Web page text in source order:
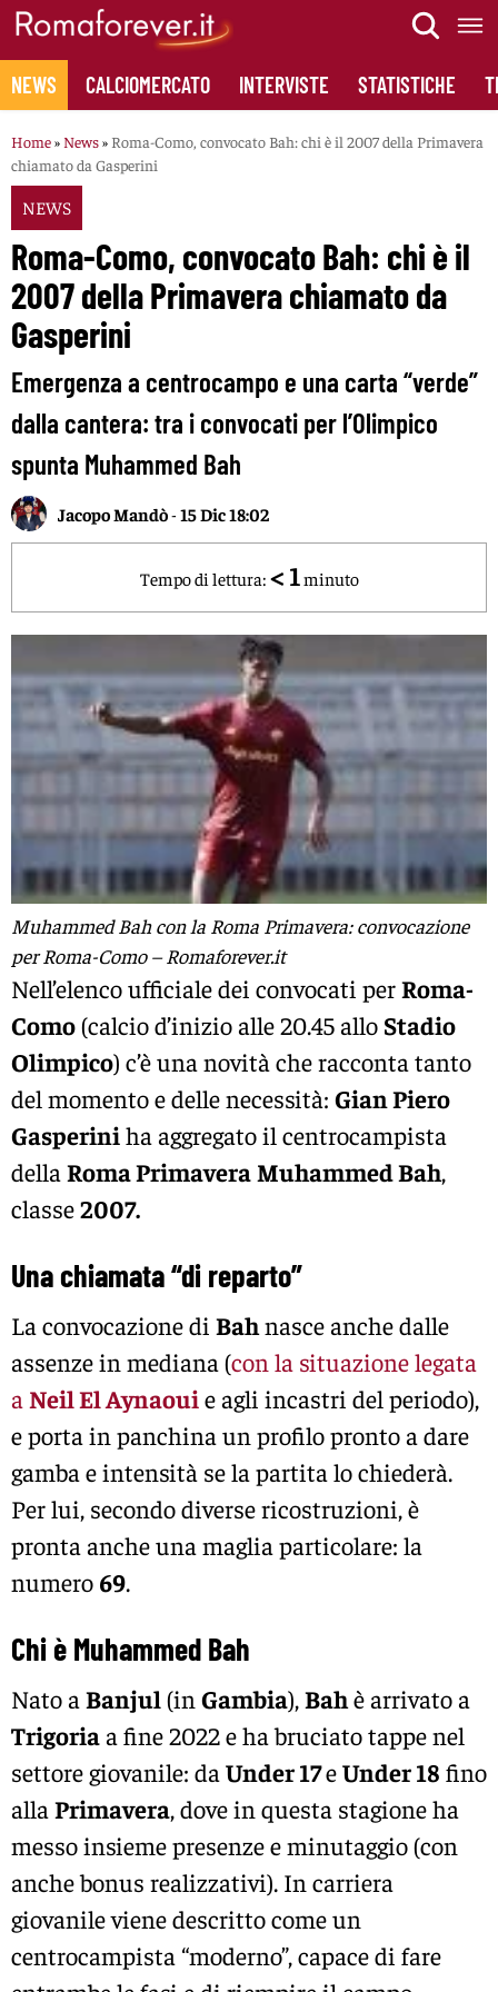
Skip
content
NEWS CALCIOMERCATO INTERVISTE STATISTICHE
Home» News» Roma-Como, convocato Bah: chi è il 2007 della Primavera
chiamato da Gasperini
NEWS
Roma-Como, convocato Bah: chi è il
2007 della Primavera chiamato da
Gasperini
Emergenza a centrocampo e una carta “verde”
dalla cantera: tra i convocati per l’Olimpico
spunta Muhammed Bah
Jacopo Mandò-15 Dic 18:02
Tempo di lettura: < 1 minuto
Muhammed Bah con la Roma Primavera: convocazione
per Roma-Como – Romaforever.it
Nell’elenco ufficiale dei convocati perRoma-
Como(calcio d’inizio alle 20.45 allo Stadio
Olimpico) c’è una novità che racconta tanto
del momento e delle necessità: Gian Piero
Gasperiniha aggregato il centrocampista
della Roma Primavera Muhammed Bah,
classe2007.
Una chiamata “di reparto”
La convocazione di Bahnasce anche dalle
assenze in mediana (con la situazione legata
a Neil El Aynaouie agli incastri del periodo),
e porta in panchina un profilo pronto a dare
gamba e intensità se la partita lo chiederà.
Per lui, secondo diverse ricostruzioni, è
pronta anche una maglia particolare: la
numero 69.
Chi è Muhammed Bah
Nato a Banjul(in Gambia),Bahè arrivato a
Trigoriaa fine 2022 e ha bruciato tappe nel
settore giovanile: da Under 17eUnder 18 fino
alla Primavera, dove in questa stagione ha
messo insieme presenze e minutaggio (con
anche bonus realizzativi). In carriera
giovanile viene descritto come un
centrocampista “moderno”, capace di fare